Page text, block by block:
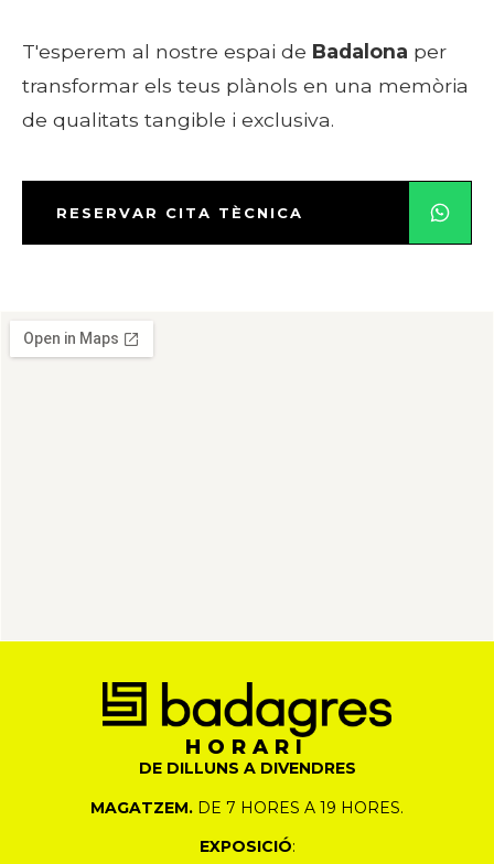
T'esperem al nostre espai de Badalona per
transformar els teus plànols en una memòria
de qualitats tangible i exclusiva.
RESERVAR CITA TÈCNICA
HORARI
DE DILLUNS A DIVENDRES
MAGATZEM. DE 7 HORES A 19 HORES.
EXPOSICIÓ: